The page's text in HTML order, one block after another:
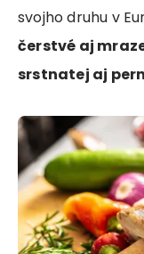
svojho druhu v
čerstvé aj
srstnatej aj